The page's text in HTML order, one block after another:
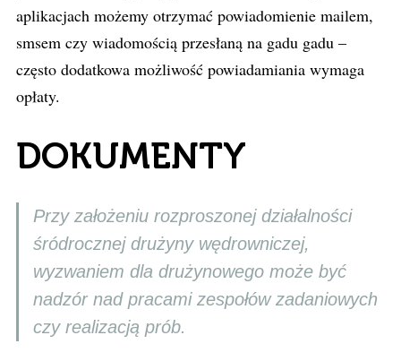
aplikacjach możemy otrzymać powiadomienie mailem,
smsem czy wiadomością przesłaną na gadu gadu –
często dodatkowa możliwość powiadamiania wymaga
opłaty.
DOKUMENTY
Przy założeniu rozproszonej działalności
śródrocznej drużyny wędrowniczej,
wyzwaniem dla drużynowego może być
nadzór nad pracami zespołów zadaniowych
czy realizacją prób.